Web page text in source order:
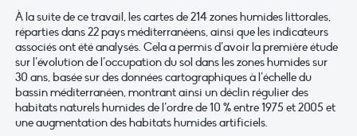
À la suite de ce travail, les cartes de 214 zones humides littorales,
réparties dans 22 pays méditerranéens, ainsi que les indicateurs
associés ont été analysés. Cela a permis d’avoir la première étude
sur l’évolution de l’occupation du sol dans les zones humides sur
30 ans, basée sur des données cartographiques à l’échelle du
bassin méditerranéen, montrant ainsi un déclin régulier des
habitats naturels humides de l’ordre de 10 % entre 1975 et 2005 et
une augmentation des habitats humides artificiels.